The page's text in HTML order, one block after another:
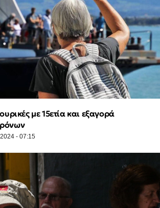
με 15ετία και εξαγορά
- 07:15